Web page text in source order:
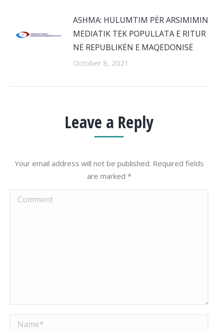
ASHMA: HULUMTIM PËR ARSIMIMIN
MEDIATIK TEK POPULLATA E RITUR
NË REPUBLIKËN E MAQEDONISË
October 8, 2021
Leave a Reply
Your email address will not be published. Required fields
are marked *
Comment
Name *